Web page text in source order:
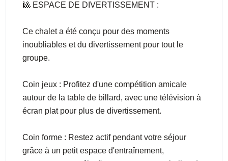
🎱 ESPACE DE DIVERTISSEMENT :
Ce chalet a été conçu pour des moments
inoubliables et du divertissement pour tout le
groupe.
Coin jeux : Profitez d'une compétition amicale
autour de la table de billard, avec une télévision à
écran plat pour plus de divertissement.
Coin forme : Restez actif pendant votre séjour
grâce à un petit espace d'entraînement,